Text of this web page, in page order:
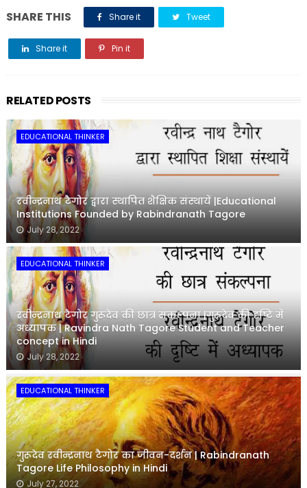
SHARE THIS Share it Tweet
Share it Pin it
RELATED POSTS
EDUCATIONAL THINKER
रवीन्द्रनाथ टैगोर द्वारा स्थापित शैक्षिक संस्थायें |Educational
Institutions Founded by Rabindranath Tagore
July 28, 2022
EDUCATIONAL THINKER
रवीन्द्रनाथ टैगोर गुरूदेव की छात्र संकल्पना |गुरूदेव की दृष्टि में
अध्यापक | Ravindra Nath Tagore Student and Teacher
concept in Hindi
July 28, 2022
EDUCATIONAL THINKER
गुरूदेव रवीन्द्रनाथ टैगोर का जीवन-दर्शन | Rabindranath
Tagore Life Philosophy in Hindi
July 27, 2022